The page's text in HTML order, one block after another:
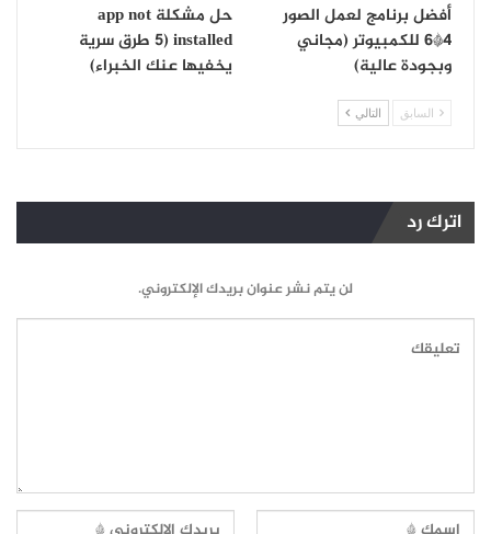
أفضل برنامج لعمل الصور
4*6 للكمبيوتر (مجاني
وبجودة عالية)
حل مشكلة app not
installed (5 طرق سرية
يخفيها عنك الخبراء)
السابق التالي
اترك رد
لن يتم نشر عنوان بريدك الإلكتروني.